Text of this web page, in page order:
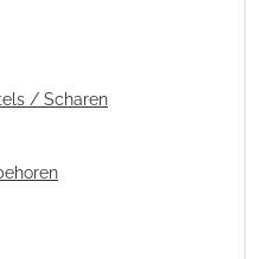
/ Scharen